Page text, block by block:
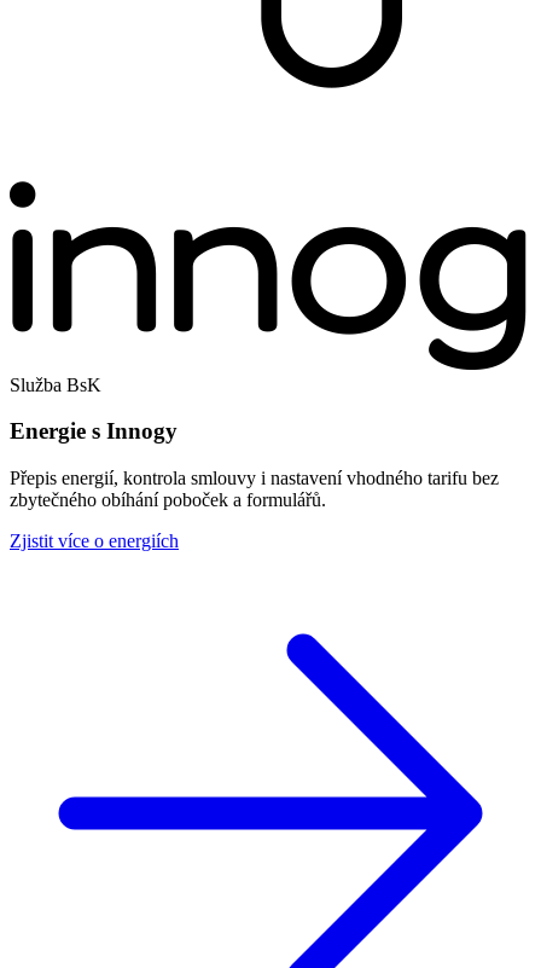
Služba BsK
Energie s Innogy
Přepis energií, kontrola smlouvy i nastavení vhodného tarifu bez
zbytečného obíhání poboček a formulářů.
Zjistit více o energiích